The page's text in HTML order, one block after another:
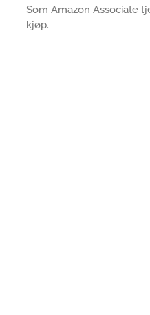
Som Amazon Associate
kjøp.